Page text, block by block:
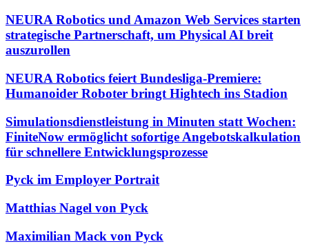
NEURA Robotics und Amazon Web Services starten
strategische Partnerschaft, um Physical AI breit
auszurollen
NEURA Robotics feiert Bundesliga-Premiere:
Humanoider Roboter bringt Hightech ins Stadion
Simulationsdienstleistung in Minuten statt Wochen:
FiniteNow ermöglicht sofortige Angebotskalkulation
für schnellere Entwicklungsprozesse
Pyck im Employer Portrait
Matthias Nagel von Pyck
Maximilian Mack von Pyck